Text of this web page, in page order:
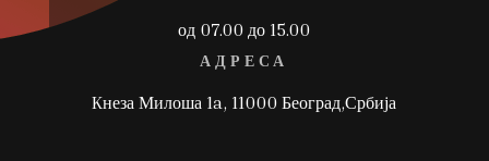
од 07.00 до 15.00
АДРЕСА
Kнеза Милоша 1a, 11000 Београд,Србија